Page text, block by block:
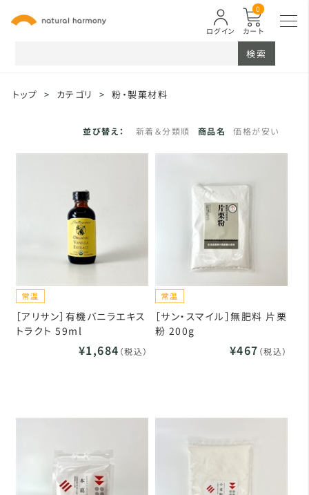
カート
0
ログイン
検索
トップ > カテゴリ > 粉・製菓材料
並び替え： 新着＆分類順 商品名 価格が安い
［アリサン］有機バニラエキス
トラクト 59ml
¥1,684 （税込）
［サン・スマイル］無肥料 片栗
粉 200g
¥467 （税込）